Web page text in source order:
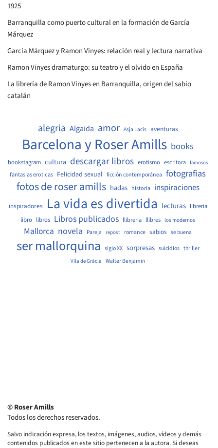
1925
Barranquilla como puerto cultural en la formación de García
Márquez
García Márquez y Ramon Vinyes: relación real y lectura narrativa
Ramon Vinyes dramaturgo: su teatro y el olvido en España
La librería de Ramon Vinyes en Barranquilla, origen del sabio
catalán
alegria Algaida amor Asja Lacis aventuras
Barcelona y Roser Amills books
bookstagram cultura descargar libros erotismo escritora famosos
fantasias eroticas Felicidad sexual ficción contemporánea fotografias
fotos de roser amills hadas historia inspiraciones
inspiradores La vida es divertida lecturas libreria
libro libros Libros publicados llibreria llibres los modernos
Mallorca novela Pareja repost romance sabios se buena
ser mallorquina siglo XX sorpresas suicidios thriller
Vila de Gràcia Walter Benjamin
© Roser Amills
Todos los derechos reservados.
Salvo indicación expresa, los textos, imágenes, audios, vídeos y demás
contenidos publicados en este sitio pertenecen a la autora. Si deseas